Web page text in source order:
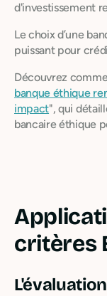
d'investissement
Le choix d’une
puissant pour
Découvrez
banque éthique
impact", qui
bancaire éthique
critères